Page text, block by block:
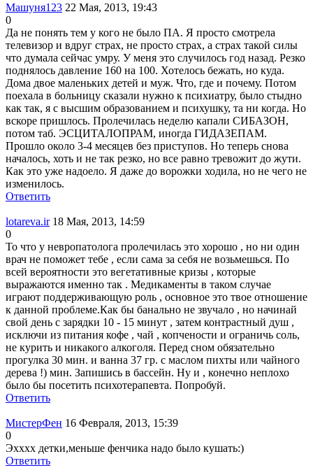
Машуня123 22 Мая, 2013, 19:43
0
Да не понять тем у кого не было ПА. Я просто смотрела
телевизор и вдруг страх, не просто страх, а страх такой силы
что думала сейчас умру. У меня это случилось год назад. Резко
поднялось давление 160 на 100. Хотелось бежать, но куда.
Дома двое маленьких детей и муж. Что, где и почему. Потом
поехала в больницу сказали нужно к психиатру, было стыдно
как так, я с высшим образованием и психушку, та ни когда. Но
вскоре пришлось. Пролечилась неделю капали СИБАЗОН,
потом таб. ЭСЦИТАЛОПРАМ, иногда ГИДАЗЕПАМ.
Прошло около 3-4 месяцев без приступов. Но теперь снова
началось, хоть и не так резко, но все равно тревожит до жути.
Как это уже надоело. Я даже до ворожки ходила, но не чего не
изменилось.
Ответить
lotareva.ir 18 Мая, 2013, 14:59
0
То что у невропатолога пролечилась это хорошо , но ни один
врач не поможет тебе , если сама за себя не возьмешься. По
всей вероятности это вегетативные кризы , которые
выражаются именно так . Медикаменты в таком случае
играют поддерживающую роль , основное это твое отношение
к данной проблеме.Как бы банально не звучало , но начинай
свой день с зарядки 10 - 15 минут , затем контрастный душ ,
исключи из питания кофе , чай , копчености и ограничь соль,
не курить и никакого алкоголя. Перед сном обязательно
прогулка 30 мин. и ванна 37 гр. с маслом пихты или чайного
дерева !) мин. Запишись в бассейн. Ну и , конечно неплохо
было бы посетить психотерапевта. Попробуй.
Ответить
МистерФен 16 Февраля, 2013, 15:39
0
Эхххх детки,меньше фенчика надо было кушать:)
Ответить